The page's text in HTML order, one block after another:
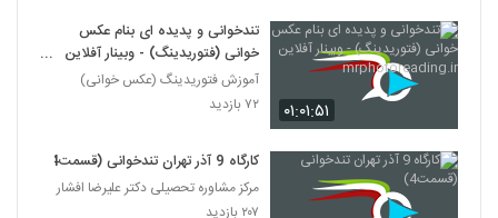
۰۱:۰۱:۵۱
تندخوانی و پدیده ای بنام عکس
خوانی (فتوریدینگ) - وبینار آفلاین
mrphotoreading.ir
آموزش فتوریدینگ (عکس خوانی)
۷۲ بازدید
کارگاه 9 آذر تهران تندخوانی (قسمت4)
مرکز مشاوره تحصیلی دکتر علیرضا افشار
۲۰۷ بازدید